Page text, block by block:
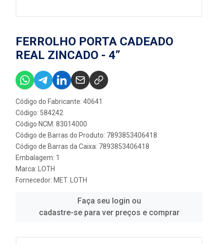
FERROLHO PORTA CADEADO
REAL ZINCADO - 4”
Código do Fabricante: 40641
Código: 584242
Código NCM: 83014000
Código de Barras do Produto: 7893853406418
Código de Barras da Caixa: 7893853406418
Embalagem: 1
Marca:
LOTH
Fornecedor: MET. LOTH
Faça seu login ou
cadastre-se para ver preços e comprar